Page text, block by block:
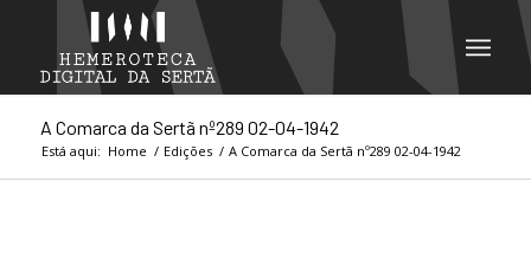
A Comarca da Sertã nº289 02-04-1942
Está aqui: Home / Edições / A Comarca da Sertã nº289 02-04-1942